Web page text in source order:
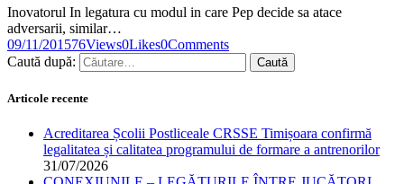
Inovatorul In legatura cu modul in care Pep decide sa atace
adversarii, similar…
09/11/201576Views0Likes0Comments
Caută după:
Articole recente
Acreditarea Școlii Postliceale CRSSE Timișoara confirmă
legalitatea și calitatea programului de formare a antrenorilor
31/07/2026